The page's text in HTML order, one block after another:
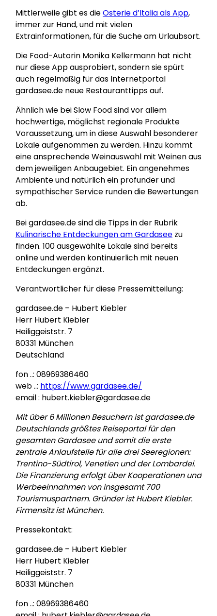
Mittlerweile gibt es dieOsterie d’Italia als App,
immer zur Hand, und mit vielen
Extrainformationen, für die Suche am Urlaubsort.
Die Food-Autorin Monika Kellermann hat nicht
nur diese App ausprobiert, sondern sie spürt
auch regelmäßig für das Internetportal
gardasee.de neue Restauranttipps auf.
Ähnlich wie bei Slow Food sind vor allem
hochwertige, möglichst regionale Produkte
Voraussetzung, um in diese Auswahl besonderer
Lokale aufgenommen zu werden. Hinzu kommt
eine ansprechende Weinauswahl mit Weinen aus
dem jeweiligen Anbaugebiet. Ein angenehmes
Ambiente und natürlich ein profunder und
sympathischer Service runden die Bewertungen
ab.
Bei gardasee.de sind die Tipps in der Rubrik
Kulinarische Entdeckungen am Gardasee zu
finden. 100 ausgewählte Lokale sind bereits
online und werden kontinuierlich mit neuen
Entdeckungen ergänzt.
Verantwortlicher für diese Pressemitteilung:
gardasee.de – Hubert Kiebler
Herr Hubert Kiebler
Heiliggeiststr. 7
80331 München
Deutschland
fon ..: 08969386460
web ..: https://www.gardasee.de/
email : hubert.kiebler@gardasee.de
Mit über 6 Millionen Besuchern ist gardasee.de
Deutschlands größtes Reiseportal für den
gesamten Gardasee und somit die erste
zentrale Anlaufstelle für alle drei Seeregionen:
Trentino-Südtirol, Venetien und der Lombardei.
Die Finanzierung erfolgt über Kooperationen und
Werbeeinnahmen von insgesamt 700
Tourismuspartnern. Gründer ist Hubert Kiebler.
Firmensitz ist München.
Pressekontakt:
gardasee.de – Hubert Kiebler
Herr Hubert Kiebler
Heiliggeiststr. 7
80331 München
fon ..: 08969386460